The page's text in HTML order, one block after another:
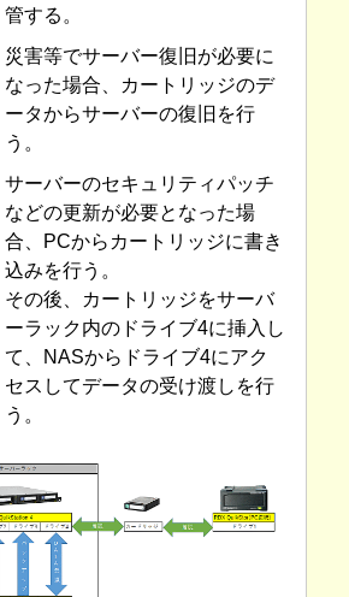
管する。
災害等でサーバー復旧が必要に
なった場合、カートリッジのデ
ータからサーバーの復旧を行
う。
サーバーのセキュリティパッチ
などの更新が必要となった場
合、PCからカートリッジに書き
込みを行う。
その後、カートリッジをサーバ
ーラック内のドライブ4に挿入し
て、NASからドライブ4にアク
セスしてデータの受け渡しを行
う。